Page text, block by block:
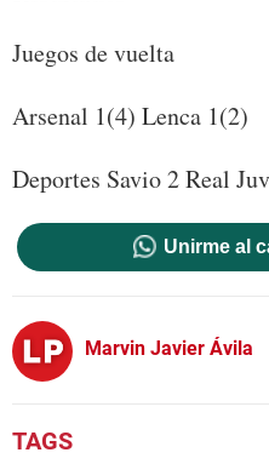
Juegos de vuelta
Arsenal 1(4) Lenca 1(2)
Deportes Savio 2 Real
Unirme al
Marvin Javier Ávila